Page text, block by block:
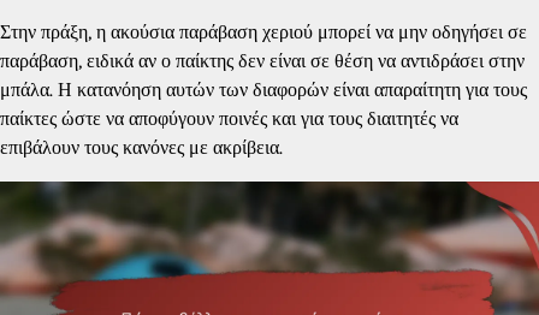
Στην πράξη, η ακούσια παράβαση χεριού μπορεί να μην οδηγήσει σε
παράβαση, ειδικά αν ο παίκτης δεν είναι σε θέση να αντιδράσει στην
μπάλα. Η κατανόηση αυτών των διαφορών είναι απαραίτητη για τους
παίκτες ώστε να αποφύγουν ποινές και για τους διαιτητές να
επιβάλουν τους κανόνες με ακρίβεια.